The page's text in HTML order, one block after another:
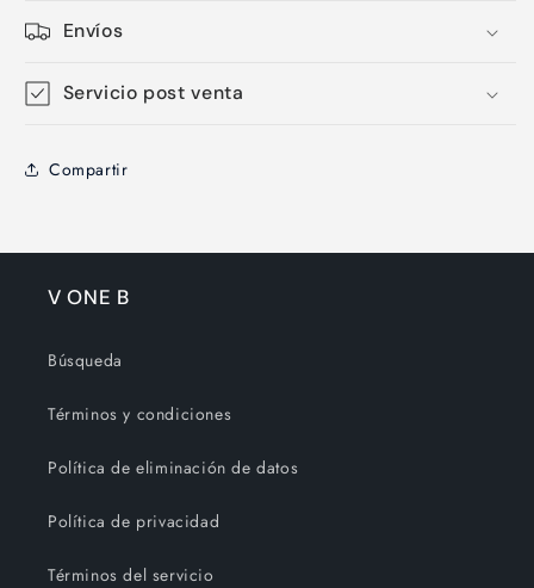
Envíos
Servicio post venta
Compartir
V ONE B
Búsqueda
Términos y condiciones
Política de eliminación de datos
Política de privacidad
Términos del servicio